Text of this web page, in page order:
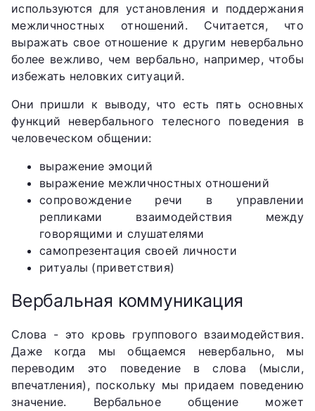
используются для установления и поддержания
межличностных отношений. Считается, что
выражать свое отношение к другим невербально
более вежливо, чем вербально, например, чтобы
избежать неловких ситуаций.
Они пришли к выводу, что есть пять основных
функций невербального телесного поведения в
человеческом общении:
выражение эмоций
выражение межличностных отношений
сопровождение речи в управлении
репликами взаимодействия между
говорящими и слушателями
самопрезентация своей личности
ритуалы (приветствия)
Вербальная коммуникация
Слова - это кровь группового взаимодействия.
Даже когда мы общаемся невербально, мы
переводим это поведение в слова (мысли,
впечатления), поскольку мы придаем поведению
значение. Вербальное общение может